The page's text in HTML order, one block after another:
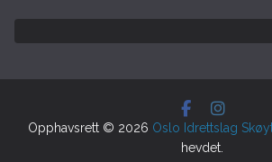
Opphavsrett © 2026 Oslo Idrettslag
hevdet.